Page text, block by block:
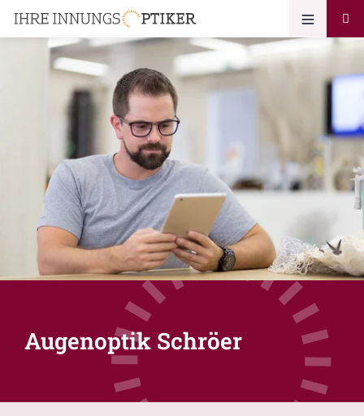
Augenoptik Schröer